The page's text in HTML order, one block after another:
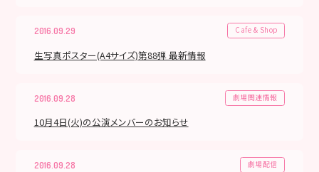
2016.09.29 Cafe & Shop
生写真ポスター(A4サイズ)第88弾 最新情報
2016.09.28 劇場関連情報
10月4日(火)の公演メンバーのお知らせ
2016.09.28 劇場配信